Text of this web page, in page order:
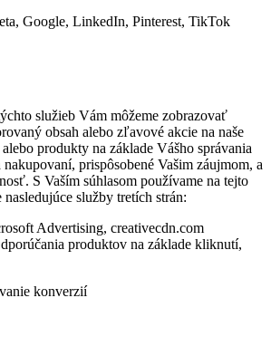
Google, LinkedIn, Pinterest, TikTok
služieb Vám môžeme zobrazovať
obsah alebo zľavové akcie na naše
produkty na základe Vášho správania
prispôsobené Vašim záujmom, a
S Vaším súhlasom používame na tejto
služby tretích strán:
Advertising, creativecdn.com
produktov na základe kliknutí,
konverzií